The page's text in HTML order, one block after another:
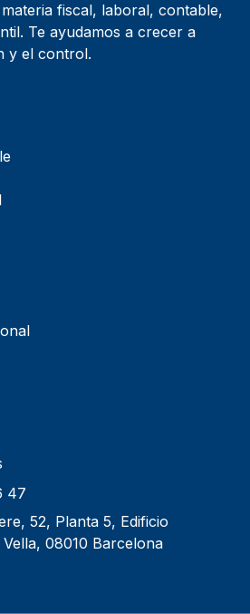
fiscal, laboral, contable,
Te ayudamos a crecer a
y el control.
47
52, Planta 5, Edificio
Vella, 08010 Barcelona